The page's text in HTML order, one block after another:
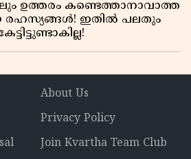
ഉത്തരം കണ്ടെത്താനാവാത്ത
രഹസ്യങ്ങൾ! ഇതിൽ പലതും
About Us
Privacy Policy
Join Kvartha Team Club